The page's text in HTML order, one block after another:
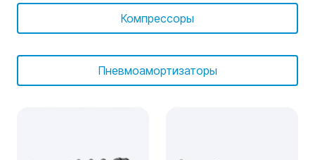
Компрессоры
Пневмоамортизаторы